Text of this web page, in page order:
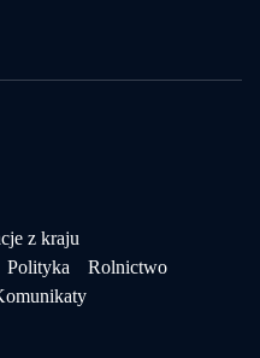
z kraju
Polityka
Rolnictwo